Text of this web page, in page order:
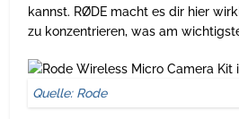
kannst. RØDE macht es dir hier
zu konzentrieren, was am
Quelle: Rode